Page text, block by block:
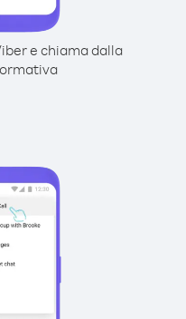
e chiama dalla